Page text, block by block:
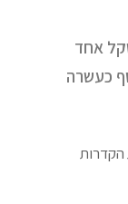
אחד
כעשרה